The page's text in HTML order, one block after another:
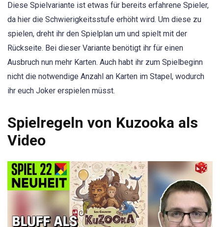
Diese Spielvariante ist etwas für bereits erfahrene Spieler,
da hier die Schwierigkeitsstufe erhöht wird. Um diese zu
spielen, dreht ihr den Spielplan um und spielt mit der
Rückseite. Bei dieser Variante benötigt ihr für einen
Ausbruch nun mehr Karten. Auch habt ihr zum Spielbeginn
nicht die notwendige Anzahl an Karten im Stapel, wodurch
ihr euch Joker erspielen müsst.
Spielregeln von Kuzooka als
Video